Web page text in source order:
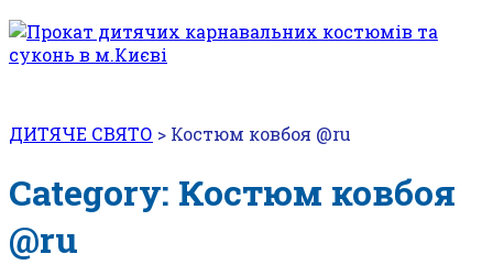
ДИТЯЧЕ СВЯТО > Костюм ковбоя @ru
Category: Костюм ковбоя
@ru